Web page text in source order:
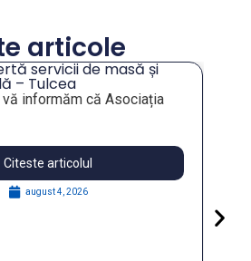
articole
servicii de masă și
– Tulcea
vă informăm că Asociația
Citeste articolul
august 4, 2026